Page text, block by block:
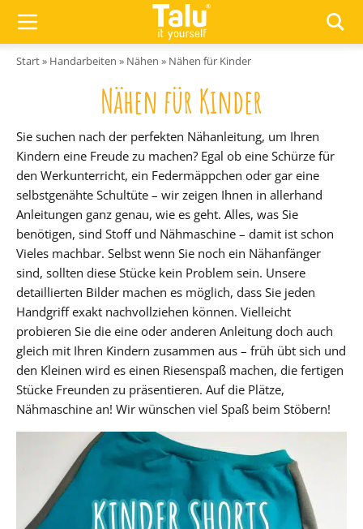
Start» Handarbeiten » Nähen » Nähen für Kinder
Nähen für Kinder
Sie suchen nach der perfekten Nähanleitung, um Ihren
Kindern eine Freude zu machen? Egal ob eine Schürze für
den Werkunterricht, ein Federmäppchen oder gar eine
selbstgenähte Schultüte – wir zeigen Ihnen in allerhand
Anleitungen ganz genau, wie es geht. Alles, was Sie
benötigen, sind Stoff und Nähmaschine – damit ist schon
Vieles machbar. Selbst wenn Sie noch ein Nähanfänger
sind, sollten diese Stücke kein Problem sein. Unsere
detaillierten Bilder machen es möglich, dass Sie jeden
Handgriff exakt nachvollziehen können. Vielleicht
probieren Sie die eine oder anderen Anleitung doch auch
gleich mit Ihren Kindern zusammen aus – früh übt sich und
den Kleinen wird es einen Riesenspaß machen, die fertigen
Stücke Freunden zu präsentieren. Auf die Plätze,
Nähmaschine an! Wir wünschen viel Spaß beim Stöbern!